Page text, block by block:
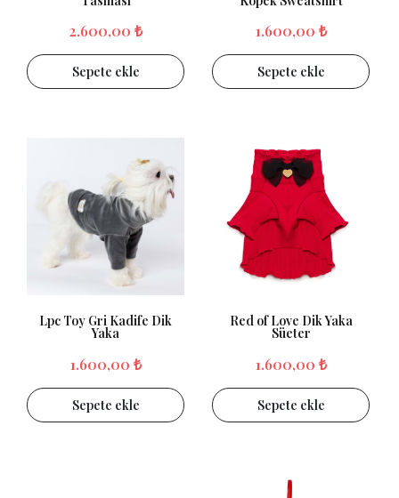
2.600,00 ₺
Sepete ekle
1.600,00 ₺
Sepete ekle
Lpc Toy Gri Kadife Dik
Yaka
1.600,00 ₺
Sepete ekle
Red of Love Dik Yaka
Süeter
1.600,00 ₺
Sepete ekle